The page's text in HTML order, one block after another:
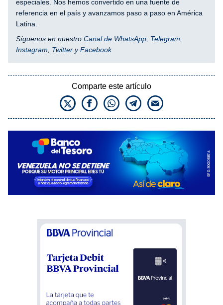
especiales. Nos hemos convertido en una fuente de
referencia en el país y avanzamos paso a paso en América
Latina.
Síguenos en nuestro Canal de WhatsApp Telegram
Instagram
Twitter yFacebook
Comparte este artículo